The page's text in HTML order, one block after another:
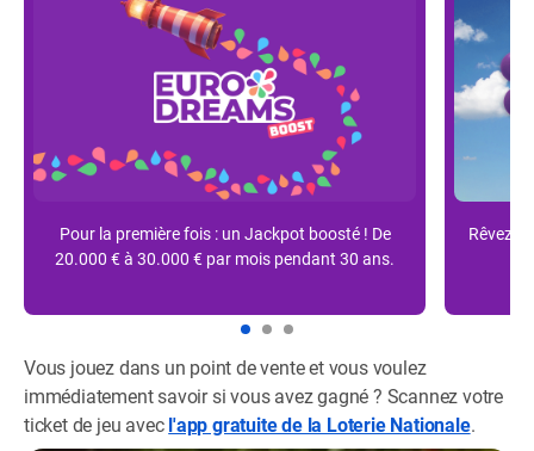
Pour la première fois : un Jackpot boosté ! De
20.000 € à 30.000 € par mois pendant 30 ans.
Rêvez
Vous jouez dans un point de vente et vous voulez
immédiatement savoir si vous avez gagné ? Scannez votre
ticket de jeu avecl'app gratuite de la Loterie Nationale.